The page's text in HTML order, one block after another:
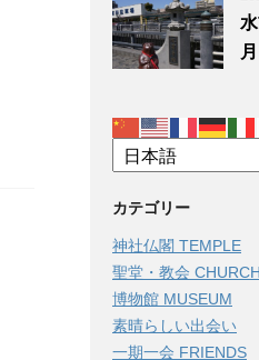
月
カテゴリー
神社仏閣 TEMPLE
聖堂・教会 CHURCH
博物館 MUSEUM
素晴らしい出会い
一期一会 FRIENDS